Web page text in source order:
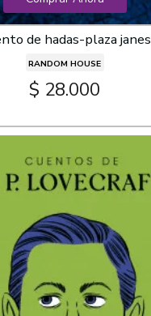
de hadas-plaza janes
RANDOM HOUSE
$ 28.000